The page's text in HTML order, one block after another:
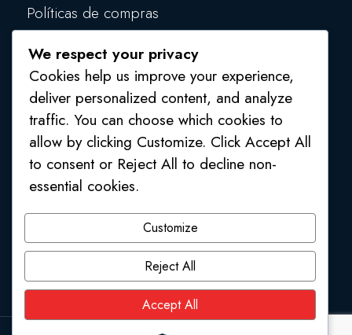
Políticas de compras
Políticas de seguridad
1 (809) 554 4541/1 (809) 554 2748
Av. Mons. Juan Félix Pepén, Higüey, La Altagracia,
República Dominicana, 23000
We respect your privacy
Cookies help us improve your experience,
deliver personalized content, and analyze
traffic. You can choose which cookies to
allow by clicking Customize. Click Accept All
to consent or Reject All to decline non-
essential cookies.
Customize
Reject All
Accept All